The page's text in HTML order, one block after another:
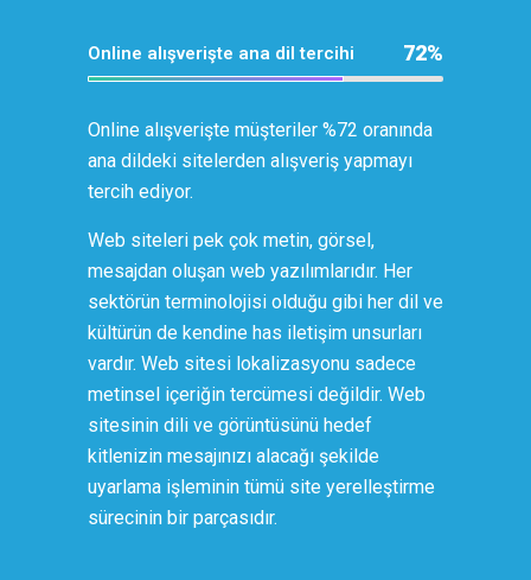
Online alışverişte ana dil tercihi 72%
Online alışverişte müşteriler %72 oranında
ana dildeki sitelerden alışveriş yapmayı
tercih ediyor.
Web siteleri pek çok metin, görsel,
mesajdan oluşan web yazılımlarıdır. Her
sektörün terminolojisi olduğu gibi her dil ve
kültürün de kendine has iletişim unsurları
vardır. Web sitesi lokalizasyonu sadece
metinsel içeriğin tercümesi değildir. Web
sitesinin dili ve görüntüsünü hedef
kitlenizin mesajınızı alacağı şekilde
uyarlama işleminin tümü site yerelleştirme
sürecinin bir parçasıdır.